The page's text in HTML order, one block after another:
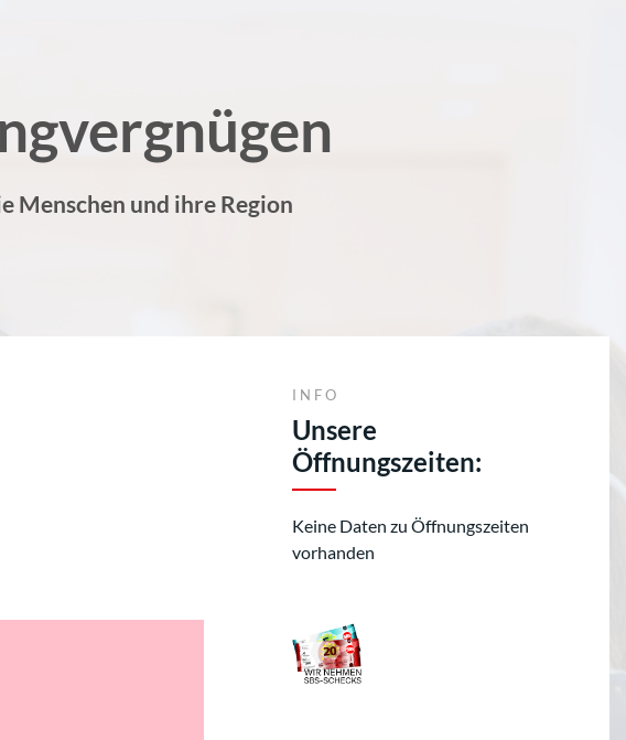
Menschen und ihre Region
INFO
Unsere
Öffnungszeiten:
Keine Daten zu Öffnungszeiten
vorhanden